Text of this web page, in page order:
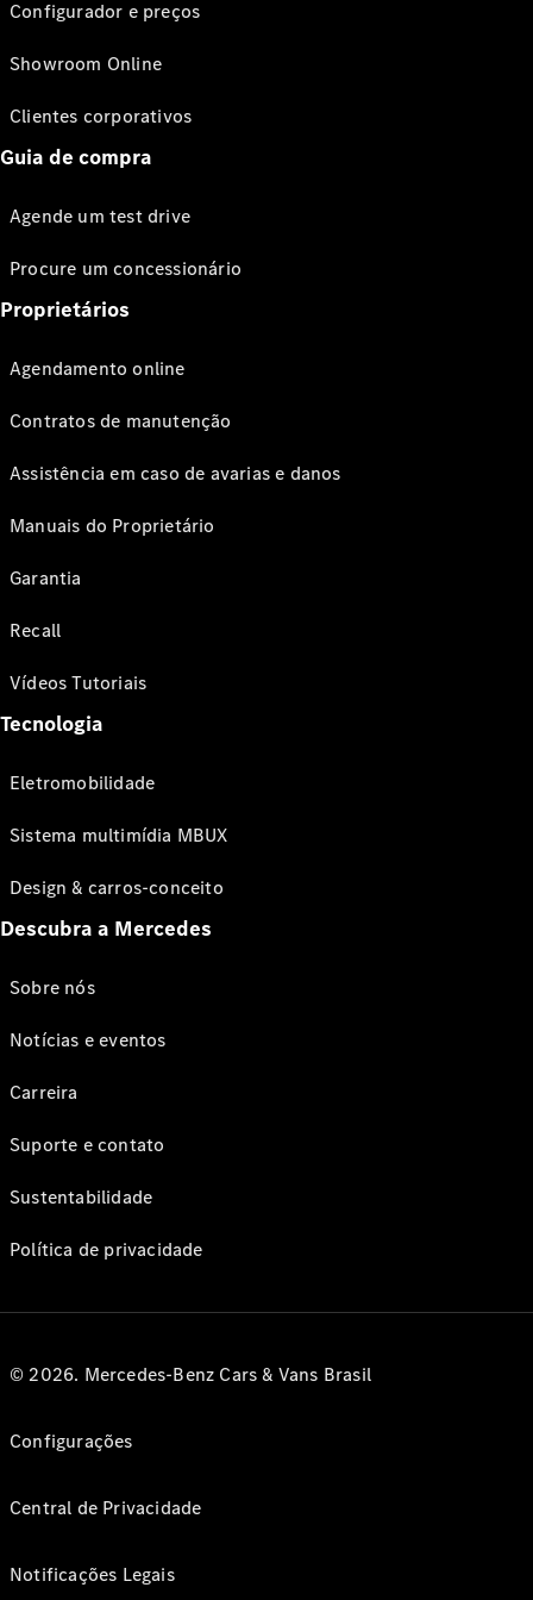
Configurador e preços
Showroom Online
Clientes corporativos
Guia de compra
Agende um test drive
Procure um concessionário
Proprietários
Agendamento online
Contratos de manutenção
Assistência em caso de avarias e danos
Manuais do Proprietário
Garantia
Recall
Vídeos Tutoriais
Tecnologia
Eletromobilidade
Sistema multimídia MBUX
Design & carros-conceito
Descubra a Mercedes
Sobre nós
Notícias e eventos
Carreira
Suporte e contato
Sustentabilidade
Política de privacidade
© 2026. Mercedes-Benz Cars & Vans Brasil
Configurações
Central de Privacidade
Notificações Legais